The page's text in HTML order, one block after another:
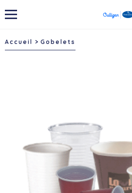
Accueil Gobelets